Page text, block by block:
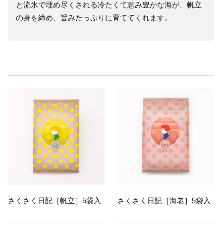
と流氷で埋め尽くされる冷たくて恵み豊かな海が、帆立
の身を締め、旨みたっぷりに育ててくれます。
さくさく日記［帆立］5袋入 さくさく日記［海老］5袋入